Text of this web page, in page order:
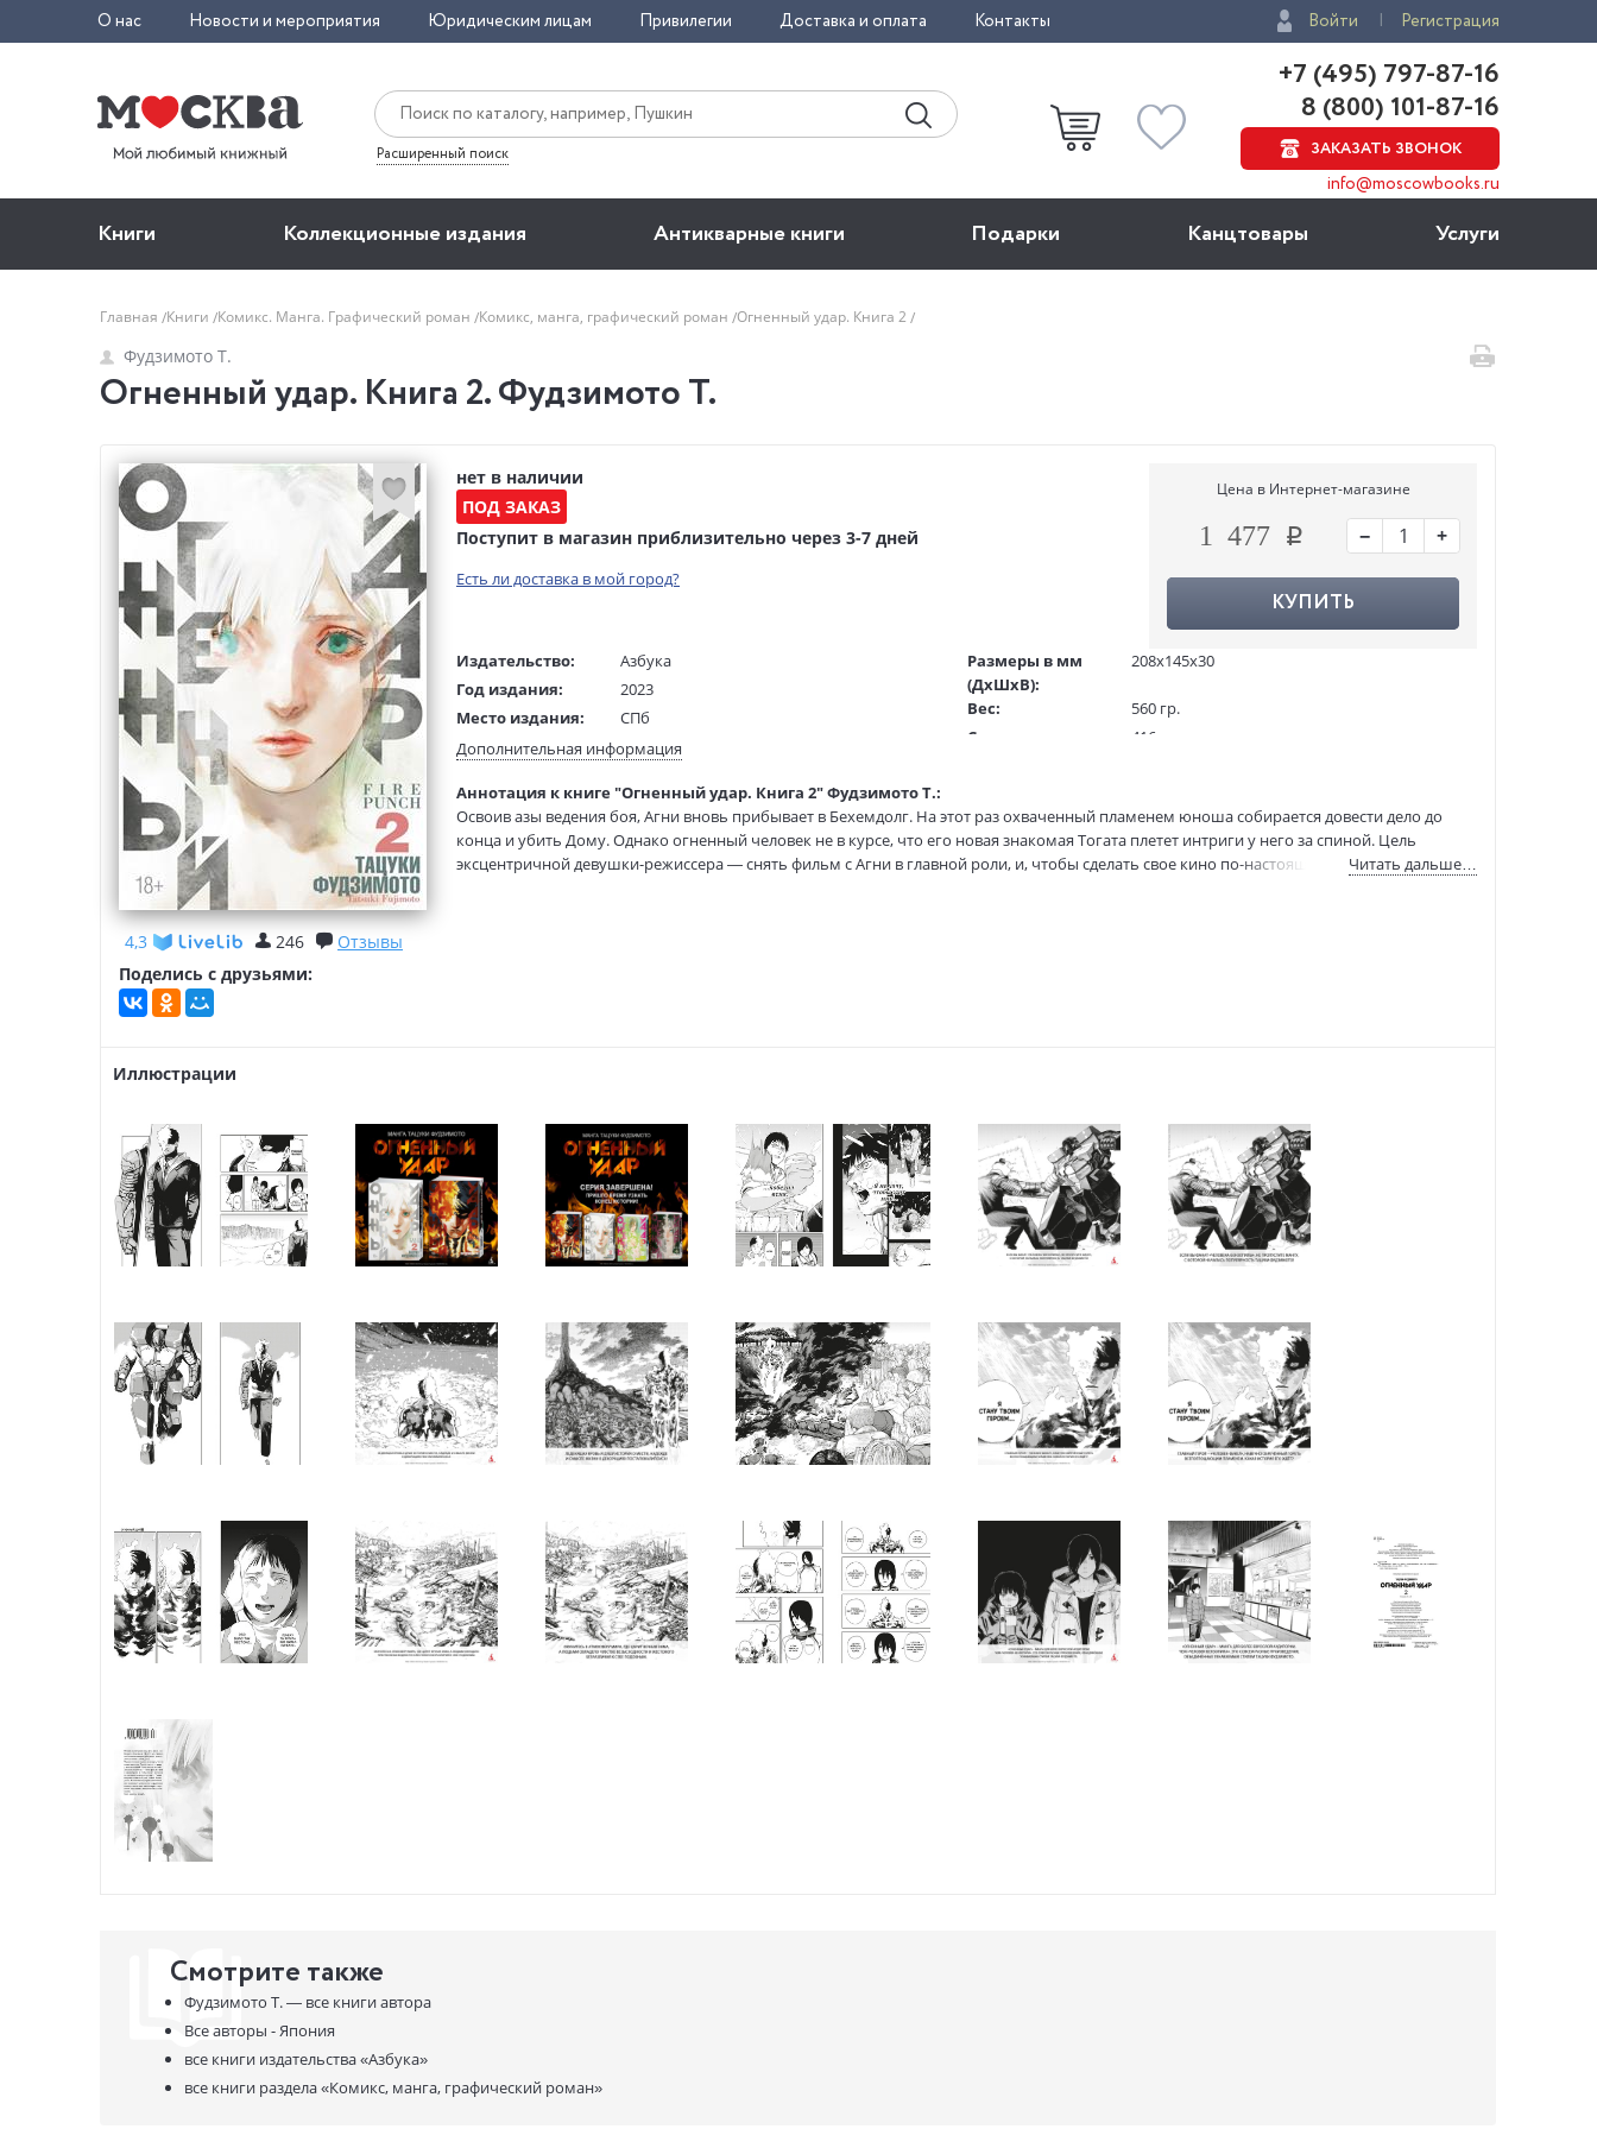
О нас Новости и мероприятия Юридическим лицам Привилегии Доставка и оплата Контакты Войти Регистрация
Расширенный поиск
+7 (495) 797-87-16
8 (800) 101-87-16
ЗАКАЗАТЬ ЗВОНОК
info@moscowbooks.ru
Книги Коллекционные издания Антикварные книги Подарки Канцтовары Услуги
Главная Книги Комикс. Манга. Графический роман Комикс, манга, графический роман Огненный удар. Книга 2
Фудзимото Т.
Огненный удар. Книга 2. Фудзимото Т.
4,3 246
Отзывы
Поделись с друзьями:
нет в наличии
ПОД ЗАКАЗ
Поступит в магазин приблизительно через 3-7 дней
Есть ли доставка в мой город?
Цена в Интернет-магазине
1 477 − +
КУПИТЬ
Издательство:
Азбука
Год издания:
2023
Место издания:
СПб
Возраст:
18+
Язык оригинала:
японский
Перевод:
Белянина Т.
Тип обложки:
Твердый переплет+суперобложка
Размеры в мм
(ДхШхВ):
208x145x30
Вес:
560 гр.
Страниц:
416
Артикул:
9785389228412
ISBN:
9785389228412
В продаже с:
Дополнительная информация
Аннотация к книге "Огненный удар. Книга 2" Фудзимото Т.:
Освоив азы ведения боя, Агни вновь прибывает в Бехемдолг. На этот раз охваченный пламенем юноша собирается довести дело до
конца и убить Дому. Однако огненный человек не в курсе, что его новая знакомая Тогата плетет интриги у него за спиной. Цель
эксцентричной девушки-режиссера — снять фильм с Агни в главной роли, и, чтобы сделать свое кино по-настоящему увлекательным,
Читать дальше…
Иллюстрации
Смотрите также
Фудзимото Т. — все книги автора
Все авторы - Япония
все книги издательства«Азбука»
все книги раздела«Комикс, манга, графический роман»